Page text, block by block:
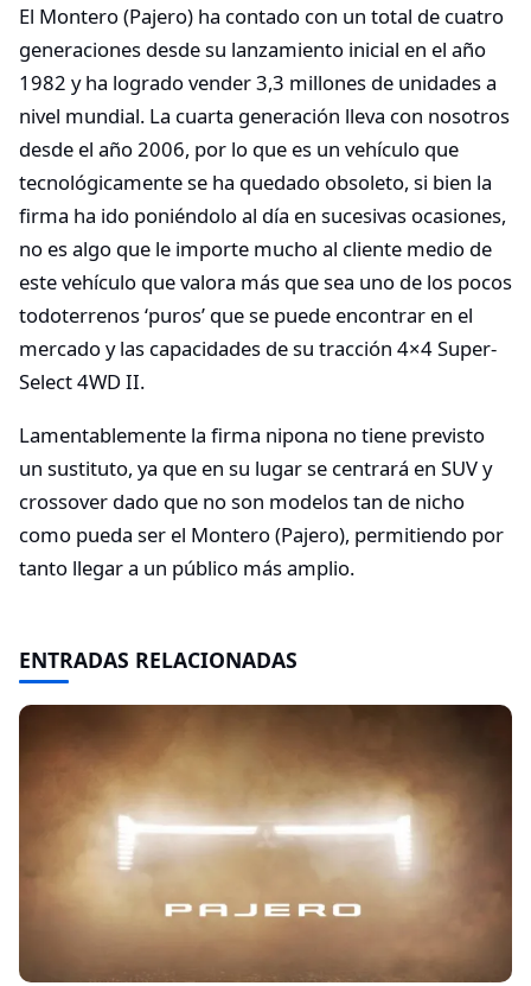
El Montero (Pajero) ha contado con un total de cuatro
generaciones desde su lanzamiento inicial en el año
1982 y ha logrado vender 3,3 millones de unidades a
nivel mundial. La cuarta generación lleva con nosotros
desde el año 2006, por lo que es un vehículo que
tecnológicamente se ha quedado obsoleto, si bien la
firma ha ido poniéndolo al día en sucesivas ocasiones,
no es algo que le importe mucho al cliente medio de
este vehículo que valora más que sea uno de los pocos
todoterrenos ‘puros’ que se puede encontrar en el
mercado y las capacidades de su tracción 4×4 Super-
Select 4WD II.
Lamentablemente la firma nipona no tiene previsto
un sustituto, ya que en su lugar se centrará en SUV y
crossover dado que no son modelos tan de nicho
como pueda ser el Montero (Pajero), permitiendo por
tanto llegar a un público más amplio.
ENTRADAS RELACIONADAS